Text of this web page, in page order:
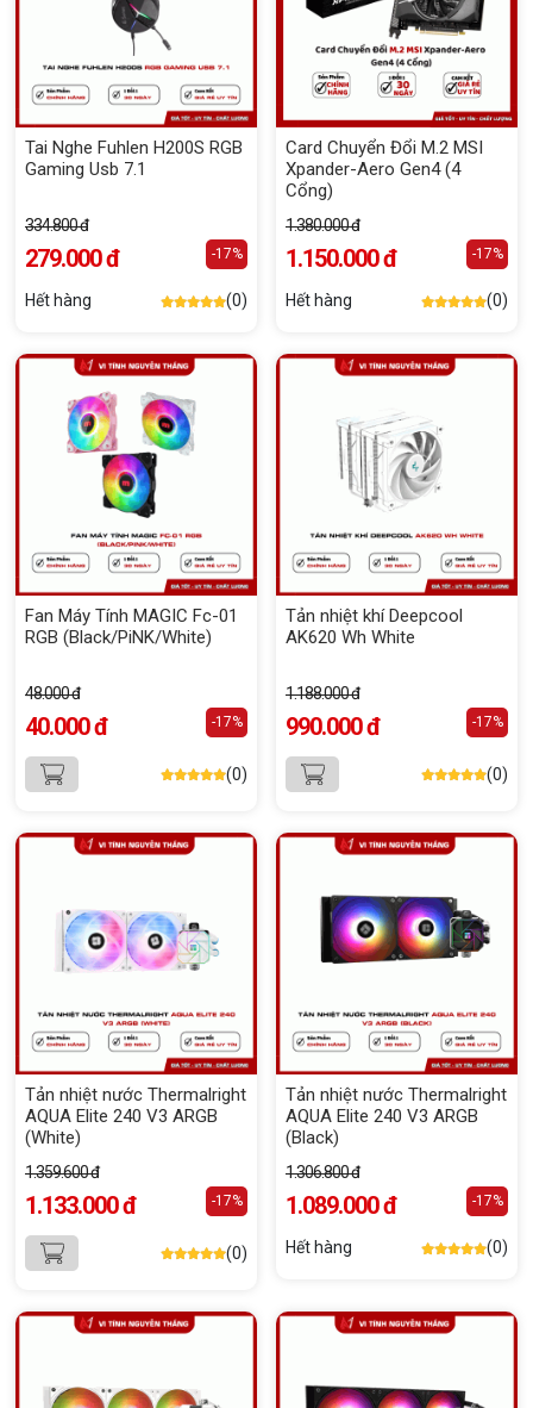
Tai Nghe Fuhlen H200S RGB
Gaming Usb 7.1
334.800 đ
279.000 đ -17%
Hết hàng (0)
Card Chuyển Đổi M.2 MSI
Xpander-Aero Gen4 (4
Cổng)
1.380.000 đ
1.150.000 đ -17%
Hết hàng (0)
Fan Máy Tính MAGIC Fc-01
RGB (Black/PiNK/White)
48.000 đ
40.000 đ -17%
(0)
Tản nhiệt khí Deepcool
AK620 Wh White
1.188.000 đ
990.000 đ -17%
(0)
Tản nhiệt nước Thermalright
AQUA Elite 240 V3 ARGB
(White)
1.359.600 đ
1.133.000 đ -17%
(0)
Tản nhiệt nước Thermalright
AQUA Elite 240 V3 ARGB
(Black)
1.306.800 đ
1.089.000 đ -17%
Hết hàng (0)